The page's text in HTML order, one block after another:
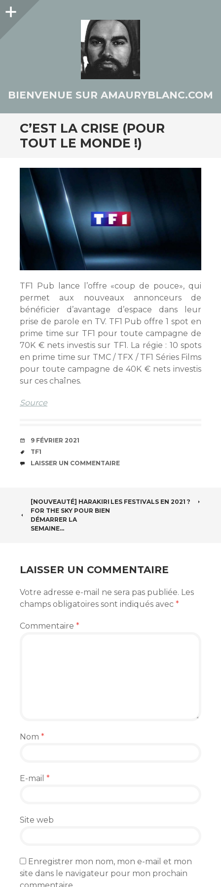
Colonne
BIENVENUE SUR AMAURYBLANC.COM
C’EST LA CRISE (POUR
TOUT LE MONDE !)
TF1 Pub lance l’offre «coup de pouce», qui
permet aux nouveaux annonceurs de
bénéficier d’avantage d’espace dans leur
prise de parole en TV. TF1 Pub offre 1 spot en
prime time sur TF1 pour toute campagne de
70K € nets investis sur TF1. La régie : 10 spots
en prime time sur TMC / TFX / TF1 Séries Films
pour toute campagne de 40K € nets investis
sur ces chaînes.
Source
DATE
9 FÉVRIER 2021
ÉTIQUETTES
TF1
COMMENTAIRES
LAISSER UN COMMENTAIRE
NAVIGATION
DES
[NOUVEAUTÉ] HARAKIRI
FOR THE SKY POUR BIEN
DÉMARRER LA
SEMAINE…
LES FESTIVALS EN 2021 ?
LAISSER UN COMMENTAIRE
Votre adresse e-mail ne sera pas publiée. Les
champs obligatoires sont indiqués avec *
Commentaire *
Nom *
E-mail *
Site web
Enregistrer mon nom, mon e-mail et mon
site dans le navigateur pour mon prochain